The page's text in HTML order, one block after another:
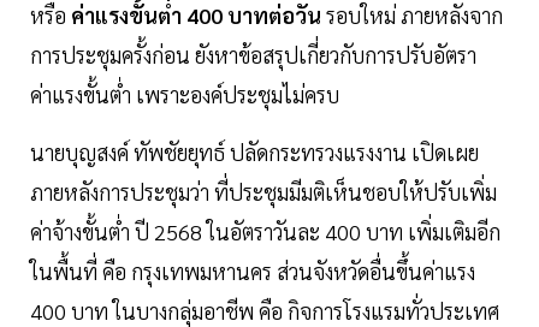
หรือ ค่าแรงขั้นต่ำ 400 บาทต่อวัน รอบใหม่ ภายหลังจาก
การประชุมครั้งก่อน ยังหาข้อสรุปเกี่ยวกับการปรับอัตรา
ค่าแรงขั้นต่ำ เพราะองค์ประชุมไม่ครบ
นายบุญสงค์ ทัพชัยยุทธ์ ปลัดกระทรวงแรงงาน เปิดเผย
ภายหลังการประชุมว่า ที่ประชุมมีมติเห็นชอบให้ปรับเพิ่ม
ค่าจ้างขั้นต่ำ ปี 2568 ในอัตราวันละ 400 บาท เพิ่มเติมอีก
ในพื้นที่ คือ กรุงเทพมหานคร ส่วนจังหวัดอื่นขึ้นค่าแรง
400 บาท ในบางกลุ่มอาชีพ คือ กิจการโรงแรมทั่วประเทศ